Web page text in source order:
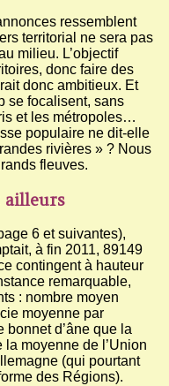
ressemblent
territorial ne sera pas
milieu. L’objectif
donc faire des
donc ambitieux. Et
se focalisent, sans
et les métropoles…
populaire ne dit-elle
rivières » ? Nous
fleuves.
ailleurs
6 et suivantes),
à fin 2011, 89149
contingent à hauteur
remarquable,
: nombre moyen
moyenne par
bonnet d’âne que la
moyenne de l’Union
(qui pourtant
des Régions).